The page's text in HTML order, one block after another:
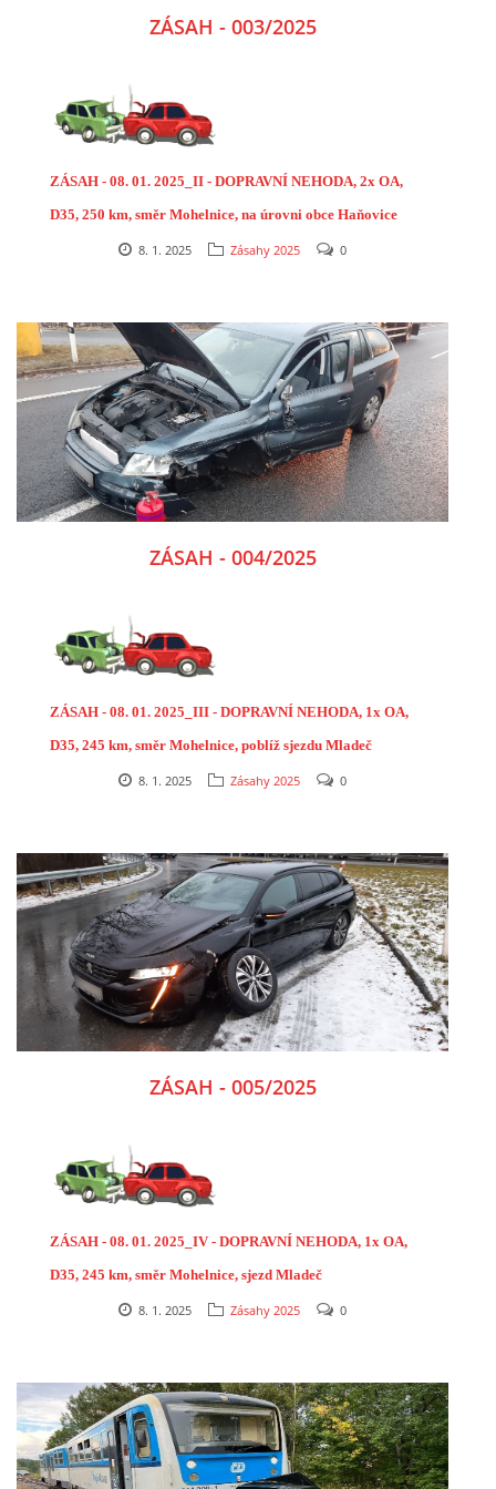
ZÁSAH - 003/2025
ZÁSAH - 08. 01. 2025_II - DOPRAVNÍ NEHODA, 2x OA,
D35, 250 km, směr Mohelnice, na úrovni obce Haňovice
8. 1. 2025 Zásahy 2025 0
ZÁSAH - 004/2025
ZÁSAH - 08. 01. 2025_III - DOPRAVNÍ NEHODA, 1x OA,
D35, 245 km, směr Mohelnice, poblíž sjezdu Mladeč
8. 1. 2025 Zásahy 2025 0
ZÁSAH - 005/2025
ZÁSAH - 08. 01. 2025_IV - DOPRAVNÍ NEHODA, 1x OA,
D35, 245 km, směr Mohelnice, sjezd Mladeč
8. 1. 2025 Zásahy 2025 0